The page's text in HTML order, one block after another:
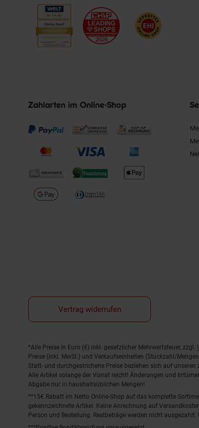
Zahlarten im Online-Shop
Vertrag widerrufen
Fußnoten
*Alle Preise in Euro (€) inkl. gesetzlicher Mehrwertsteuer, zzgl.
Preise (inkl. MwSt.) und Verkaufseinheiten (Stückzahl/
Statt- und durchgestrichene Preise beziehen sich auf
Alle Artikel solange der Vorrat reicht! Änderungen und
Abgabe nur in haushaltsüblichen Mengen!
**15€ Rabatt im Netto Online-Shop auf das komplette
gekennzeichnete Artikel. Keine Anrechnung auf
Person und Bestellung. Restbeträge werden nicht